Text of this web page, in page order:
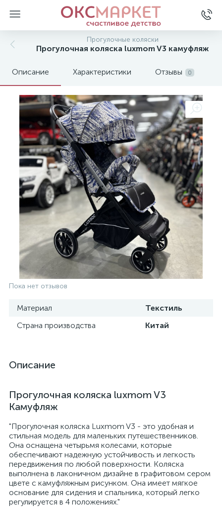
Прогулочные коляски
Прогулочная коляска luxmom V3 камуфляж
Описание Характеристики Отзывы 0
Пока нет отзывов
Материал
Текстиль
Страна производства
Китай
Описание
Прогулочная коляска luxmom V3
Камуфляж
"Прогулочная коляска Luxmom V3 - это удобная и
стильная модель для маленьких путешественников.
Она оснащена четырьмя колесами, которые
обеспечивают надежную устойчивость и легкость
передвижения по любой поверхности. Коляска
выполнена в лаконичном дизайне в графитовом сером
цвете с камуфляжным рисунком. Она имеет мягкое
основание для сидения и спальника, который легко
регулируется в 4 положениях."